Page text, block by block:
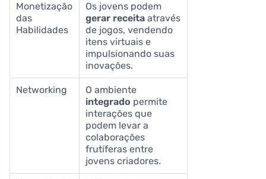
Monetização
das
Habilidades
Os jovens podem
gerar receita através
de jogos, vendendo
itens virtuais e
impulsionando suas
inovações.
Networking
O ambiente
integrado permite
interações que
podem levar a
colaborações
frutíferas entre
jovens criadores.